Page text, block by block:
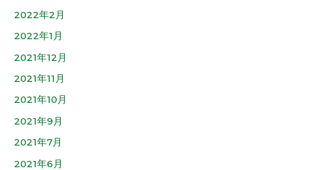
2022年2月
2022年1月
2021年12月
2021年11月
2021年10月
2021年9月
2021年7月
2021年6月